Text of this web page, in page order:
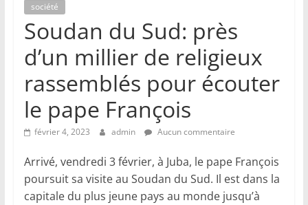
société
Soudan du Sud: près
d’un millier de religieux
rassemblés pour écouter
le pape François
février 4, 2023 admin Aucun commentaire
Arrivé, vendredi 3 février, à Juba, le pape François
poursuit sa visite au Soudan du Sud. Il est dans la
capitale du plus jeune pays au monde jusqu’à